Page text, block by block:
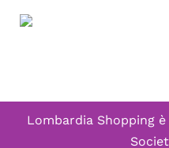
Lombardia Shopping